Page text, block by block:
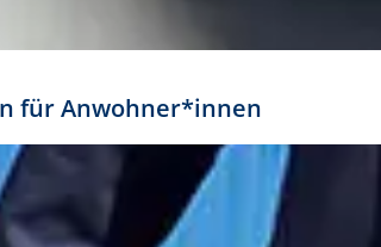
für Anwohner*innen